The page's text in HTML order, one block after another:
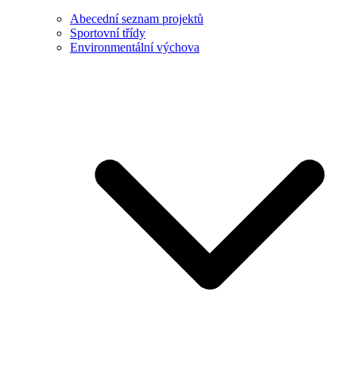
Abecední seznam projektů
Sportovní třídy
Environmentální výchova